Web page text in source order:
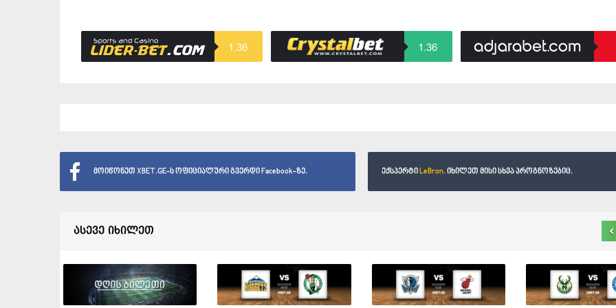
1.36 1.36
მოიწონეთ XBET.GE-ს ოფიციალური გვერდი Facebook-ზე. ექსპერტი LeBron.იხილეთ მისი სხვა პროგნოზებიც.
ასევე იხილეთ ‹